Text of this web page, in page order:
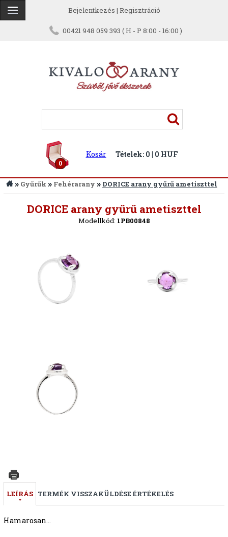
Bejelentkezés | Regisztráció
00421 948 059 393 ( H - P 8:00 - 16:00 )
0
Kosár Tételek: 0 | 0 HUF
» Gyűrűk » Fehérarany » DORICE arany gyűrű ametiszttel
DORICE arany gyűrű ametiszttel
Modellkód: 1PB00848
Vissza
LEÍRÁS TERMÉK VISSZAKÜLDÉSE ÉRTÉKELÉS
Hamarosan...